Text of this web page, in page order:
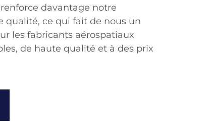
davantage notre
qualité, ce qui fait de nous un
les fabricants aérospatiaux
de haute qualité et à des prix